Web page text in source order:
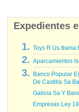
Expedientes
Toys R Us Iberia
Aparcamientos
Banco Popular
De Castilla Sa
Galicia Sa Y
Empresas Ley